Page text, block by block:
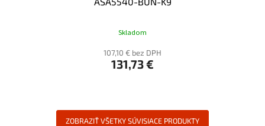
Skladom
107,10 € bez DPH
131,73 €
ZOBRAZIŤ VŠETKY SÚVISIACE PRODUKTY